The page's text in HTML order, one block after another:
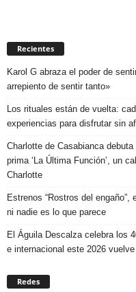
Recientes
Karol G abraza el poder de
arrepiento de sentir tanto»
Los rituales están de vuelta:
experiencias para disfrutar sin
Charlotte de Casabianca
prima ‘La Última Función’, un
Charlotte
Estrenos “Rostros del
ni nadie es lo que parece
El Águila Descalza celebra los
e internacional este 2026
Redes